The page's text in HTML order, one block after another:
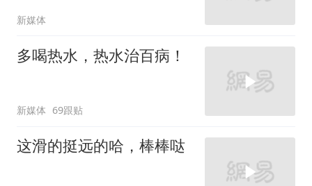
新媒体
多喝热水，热水治百病！
新媒体 69跟贴
这滑的挺远的哈，棒棒哒